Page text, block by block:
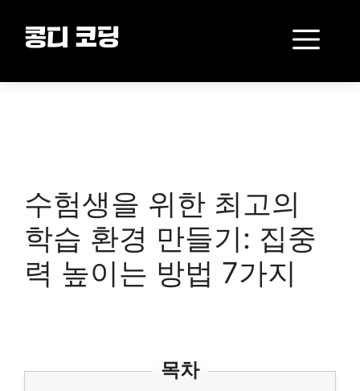
content콩디 코딩
수험생을 위한 최고의
학습 환경 만들기: 집중
력 높이는 방법 7가지
목차